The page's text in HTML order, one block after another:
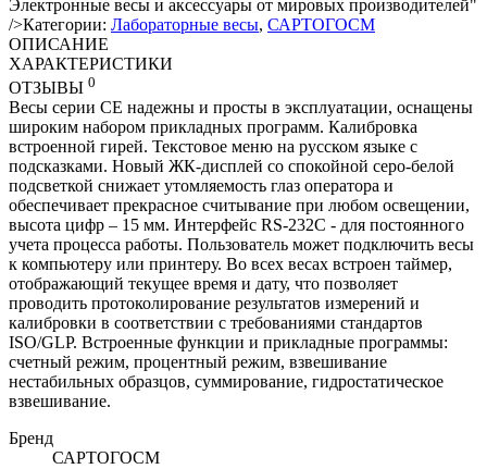
Электронные весы и аксессуары от мировых производителей"
/>Категории: Лабораторные весы, САРТОГОСМ
ОПИСАНИЕ
ХАРАКТЕРИСТИКИ
ОТЗЫВЫ 0
Весы серии СЕ надежны и просты в эксплуатации, оснащены
широким набором прикладных программ. Калибровка
встроенной гирей. Текстовое меню на русском языке с
подсказками. Новый ЖК-дисплей со спокойной серо-белой
подсветкой снижает утомляемость глаз оператора и
обеспечивает прекрасное считывание при любом освещении,
высота цифр – 15 мм. Интерфейс RS-232C - для постоянного
учета процесса работы. Пользователь может подключить весы
к компьютеру или принтеру. Во всех весах встроен таймер,
отображающий текущее время и дату, что позволяет
проводить протоколирование результатов измерений и
калибровки в соответствии с требованиями стандартов
ISO/GLP. Встроенные функции и прикладные программы:
счетный режим, процентный режим, взвешивание
нестабильных образцов, суммирование, гидростатическое
взвешивание.
Бренд
САРТОГОСМ